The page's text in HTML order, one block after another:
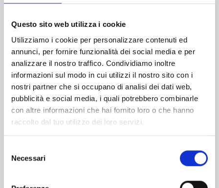
Questo sito web utilizza i cookie
Utilizziamo i cookie per personalizzare contenuti ed
annunci, per fornire funzionalità dei social media e per
analizzare il nostro traffico. Condividiamo inoltre
informazioni sul modo in cui utilizzi il nostro sito con i
nostri partner che si occupano di analisi dei dati web,
pubblicità e social media, i quali potrebbero combinarle
con altre informazioni che hai fornito loro o che hanno
raccolto dal tuo utilizzo dei loro servizi.
delNecessari
efficienza energetica e fonti rinnovabili negli edifici. La
versione 3.0 amplia le tecnologie incentivate, aggiorna
massimali, semplifica le procedure e allarga i beneficiari
rispetto al 2.0, con una dotazione annua di circa 900
milioni ripartita tra pubblico e privato.
                                        Approfondisci
NAZIONALE
dal 28/02/2025 al 31/12/2025